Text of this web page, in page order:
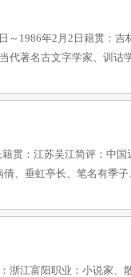
～1986年2月2日籍贯：
代著名古文字学家、训
贯：江苏吴江简评：中
、垂虹亭长、笔名有季
浙江富阳职业：小说家